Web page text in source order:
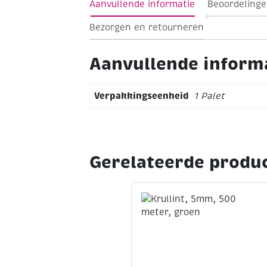
donkerblauw, groen, dieprood en
Elk napje heeft een transparant
voorkomen.
Aanvullende informatie
Bezorgen en retourneren
Aanvullende
Verpakkingseenheid 1 Palet
Gerelateerde